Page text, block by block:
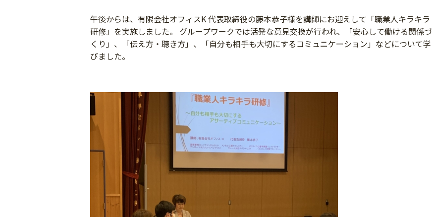
午後からは、有限会社オフィスK 代表取締役の藤本恭子様を講師にお迎えして「職業人キラキラ
研修」を実施しました。 グループワークでは活発な意見交換が行われ、「安心して働ける関係づ
くり」、「伝え方・聴き方」、「自分も相手も大切にするコミュニケーション」などについて学
びました。